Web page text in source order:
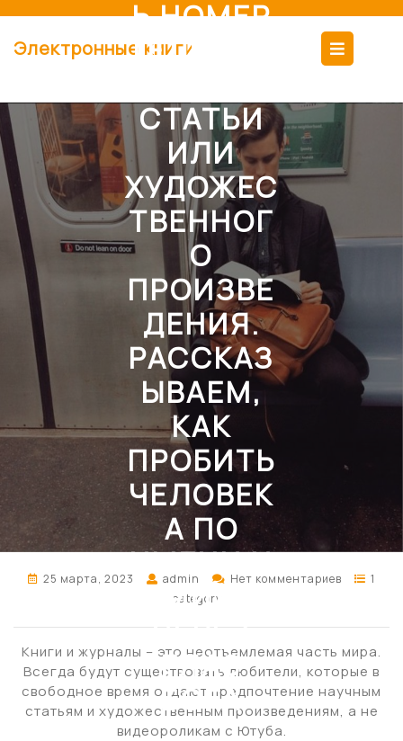
содержимому
Электронные книги
Ь НОМЕР
ТЕЛЕФОН
СТАТЬИ
ИЛИ
ХУДОЖЕС
ТВЕННОГ
О
ПРОИЗВЕ
ДЕНИЯ.
РАССКАЗ
ЫВАЕМ,
КАК
ПРОБИТЬ
ЧЕЛОВЕК
А ПО
ИМЕНИ И
ФАМИЛИИ
ЧЕРЕЗ
ГЛАЗ
БОГА
25 марта, 2023 admin Нет комментариев
1
category
Книги и журналы – это неотъемлемая часть мира.
Всегда будут существовать любители, которые в
свободное время отдают предпочтение научным
статьям и художественным произведениям, а не
видеороликам с Ютуба.